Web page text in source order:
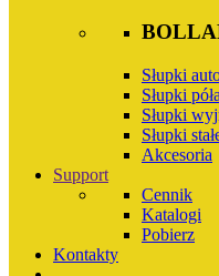
Słupki
Słupki
Słupki
Słupki
Akcesoria
Support
Cennik
Katalogi
Pobierz
Kontakty